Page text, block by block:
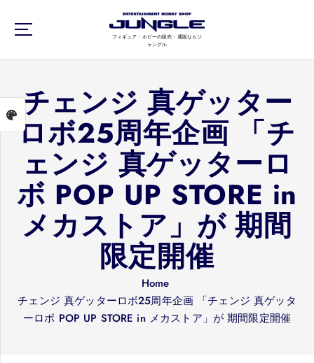
p
o
o
フィギュア・ホビーの販売・通販ならジ
ャングル
チェンジ 真ゲッター
ロボ25周年企画 「チ
ェンジ 真ゲッターロ
ボ POP UP STORE in
メカストア」が 期間
限定開催
Home
チェンジ 真ゲッターロボ25周年企画 「チェンジ 真ゲッタ
ーロボ POP UP STORE in メカストア」が 期間限定開催